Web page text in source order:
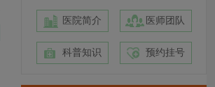
医院简介 医师团队
科普知识 预约挂号